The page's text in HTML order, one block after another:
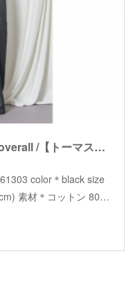
【thomas magpie】denim overall /【トーマスマグパイ】デニムオーバーオール
color＊black size
素材＊コットン 80…